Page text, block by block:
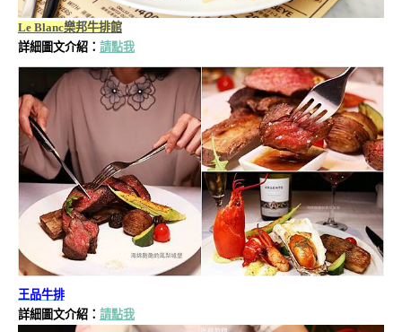
Le Blanc樂邦牛排館
詳細圖文介紹： 請點我
王品牛排
詳細圖文介紹： 請點我